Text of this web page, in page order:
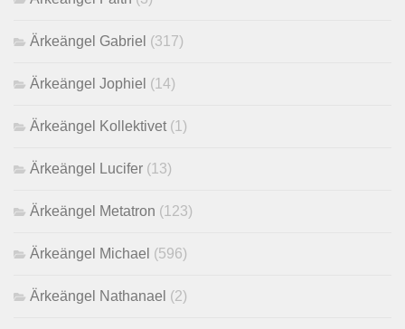
Ärkeängel Gabriel (317)
Ärkeängel Jophiel (14)
Ärkeängel Kollektivet (1)
Ärkeängel Lucifer (13)
Ärkeängel Metatron (123)
Ärkeängel Michael (596)
Ärkeängel Nathanael (2)